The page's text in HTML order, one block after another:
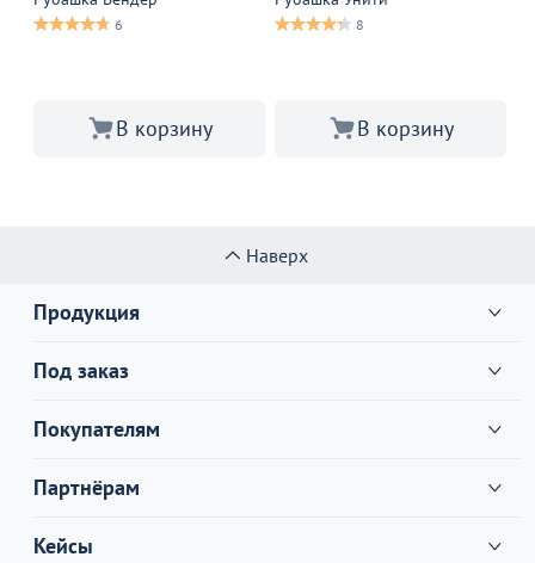
6
В корзину
8
В корзину
Наверх
Продукция
Под заказ
Покупателям
Партнёрам
Кейсы